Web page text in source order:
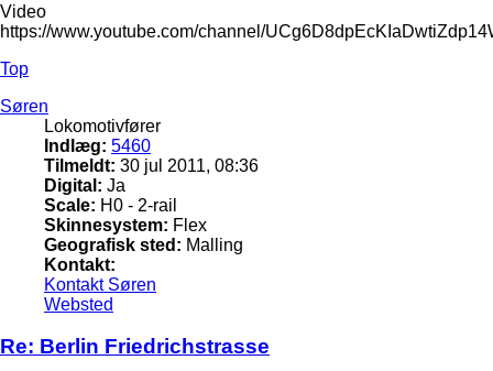
Video
https://www.youtube.com/channel/
Top
Søren
Lokomotivfører
Indlæg: 5460
Tilmeldt: 30 jul 2011, 08:36
Digital: Ja
Scale: H0 - 2-rail
Skinnesystem: Flex
Geografisk sted: Malling
Kontakt:
Kontakt Søren
Websted
Re: Berlin Friedrichstrasse